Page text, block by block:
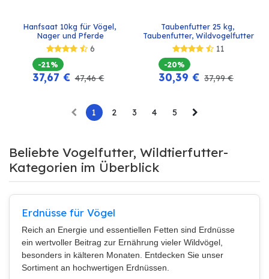
Hanfsaat 10kg für Vögel,
Nager und Pferde
6
-21%
37,67€ 47,46€
Taubenfutter 25 kg,
Taubenfutter, Wildvogelfutter
11
-20%
30,39 € 37,99€
1 2 3 4 5
Beliebte Vogelfutter, Wildtierfutter-
Kategorien im Überblick
Erdnüsse für Vögel
Reich an Energie und essentiellen Fetten sind Erdnüsse
ein wertvoller Beitrag zur Ernährung vieler Wildvögel,
besonders in kälteren Monaten. Entdecken Sie unser
Sortiment an hochwertigen Erdnüssen.